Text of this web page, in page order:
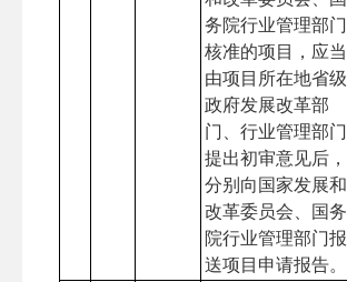
务院行业管理部门
核准的项目，应当
由项目所在地省级
政府发展改革部
门、行业管理部门
提出初审意见后，
分别向国家发展和
改革委员会、国务
院行业管理部门报
送项目申请报告。